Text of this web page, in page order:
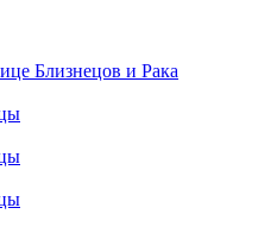
Близнецов и Рака